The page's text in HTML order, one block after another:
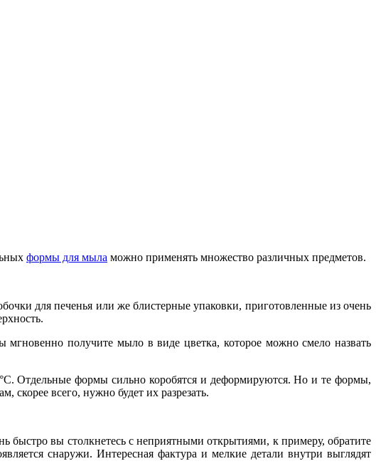
формы для мыла можно применять множество различных предметов.
для печенья или же блистерные упаковки, приготовленные из очень
получите мыло в виде цветка, которое можно смело назвать
Отдельные формы сильно коробятся и деформируются. Но и те формы,
скорее всего, нужно будет их разрезать.
вы столкнетесь с неприятными открытиями, к примеру, обратите
снаружи. Интересная фактура и мелкие детали внутри выглядят